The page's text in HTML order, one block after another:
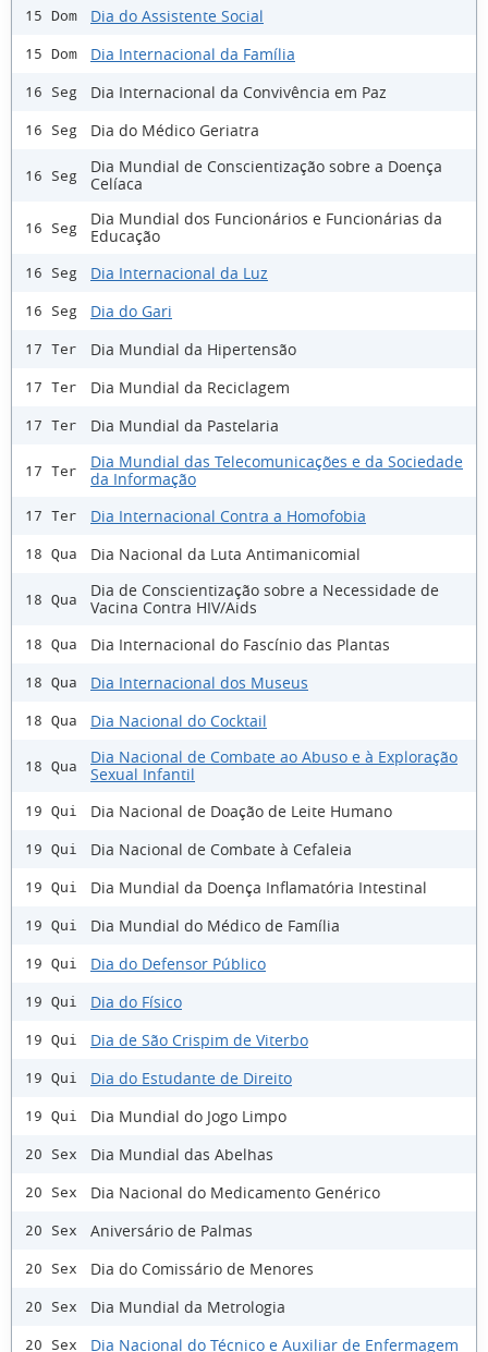
15 Dom Dia do Assistente Social
15 Dom Dia Internacional da Família
16 Seg Dia Internacional da Convivência em Paz
16 Seg Dia do Médico Geriatra
16 Seg
Dia Mundial de Conscientização sobre a Doença
Celíaca
16 Seg
Dia Mundial dos Funcionários e Funcionárias da
Educação
16 Seg Dia Internacional da Luz
16 Seg Dia do Gari
17 Ter Dia Mundial da Hipertensão
17 Ter Dia Mundial da Reciclagem
17 Ter Dia Mundial da Pastelaria
17 Ter
Dia Mundial das Telecomunicações e da Sociedade
da Informação
17 Ter Dia Internacional Contra a Homofobia
18 Qua Dia Nacional da Luta Antimanicomial
18 Qua
Dia de Conscientização sobre a Necessidade de
Vacina Contra HIV/Aids
18 Qua Dia Internacional do Fascínio das Plantas
18 Qua Dia Internacional dos Museus
18 Qua Dia Nacional do Cocktail
18 Qua
Dia Nacional de Combate ao Abuso e à Exploração
Sexual Infantil
19 Qui Dia Nacional de Doação de Leite Humano
19 Qui Dia Nacional de Combate à Cefaleia
19 Qui Dia Mundial da Doença Inflamatória Intestinal
19 Qui Dia Mundial do Médico de Família
19 Qui Dia do Defensor Público
19 Qui Dia do Físico
19 Qui Dia de São Crispim de Viterbo
19 Qui Dia do Estudante de Direito
19 Qui Dia Mundial do Jogo Limpo
20 Sex Dia Mundial das Abelhas
20 Sex Dia Nacional do Medicamento Genérico
20 Sex Aniversário de Palmas
20 Sex Dia do Comissário de Menores
20 Sex Dia Mundial da Metrologia
20 Sex Dia Nacional do Técnico e Auxiliar de Enfermagem